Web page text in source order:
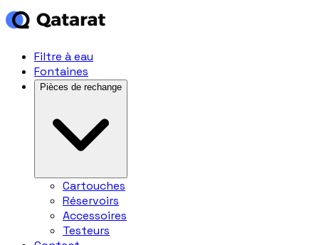
Filtre à eau
Fontaines
Pièces de rechange
Cartouches
Réservoirs
Accessoires
Testeurs